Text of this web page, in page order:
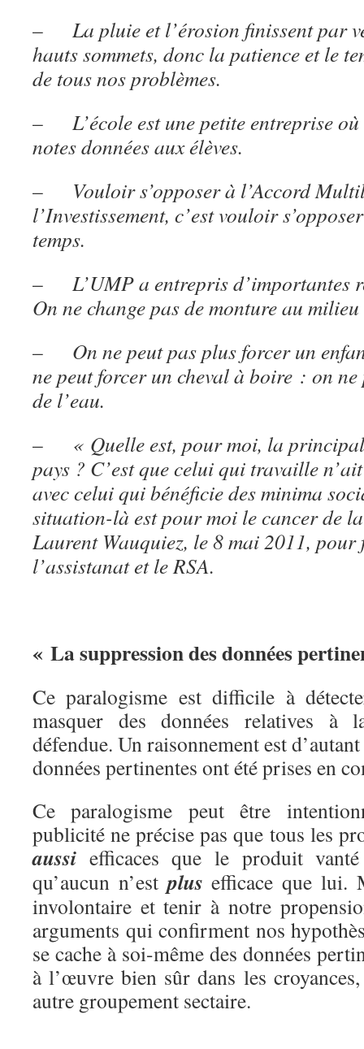
–
La pluie et l’érosion finissent par
hauts sommets, donc la patience et le
de tous nos problèmes.
–
L’école est une petite entreprise
notes données aux élèves.
–
Vouloir s’opposer à l’Accord
l’Investissement, c’est vouloir
temps.
–
L’UMP a entrepris d’importantes
On ne change pas de monture au
–
On ne peut pas plus forcer un
ne peut forcer un cheval à boire : on
de l’eau.
–
« Quelle est, pour moi, la
pays ? C’est que celui qui travaille
avec celui qui bénéficie des minima
situation-là est pour moi le cancer de
Laurent Wauquiez, le 8 mai 2011, pour
l’assistanat et le RSA.
« La suppression des données
Ce paralogisme est difficile à
masquer des données relatives à
défendue. Un raisonnement est
données pertinentes ont été prises en
Ce paralogisme peut être
publicité ne précise pas que tous les
aussi efficaces que le produit
qu’aucun n’estplus efficace que lui.
involontaire et tenir à notre
arguments qui confirment nos
se cache à soi-même des données
à l’œuvre bien sûr dans les
autre groupement sectaire.